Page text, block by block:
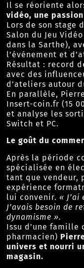
Il se réoriente
vidéo, une
Lors de son stage
Salon du Jeu
dans la Sarthe),
l’événement et
Résultat : record
avec des
d’ateliers autour
En parallèle,
Insert-coin.fr (15
et analyse les
Switch et PC.
Le goût du
Après la période
spécialisée en
tant que vendeur,
expérience
lui convenir.« J’ai
J’avais besoin de
dynamisme ».
Issu d’une famille
pharmacien)
univers et nourri
magasin.